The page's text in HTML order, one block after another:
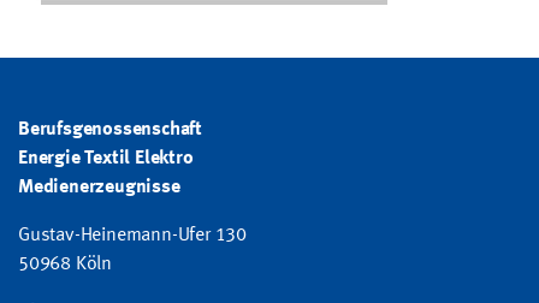
Berufsgenossenschaft
Energie Textil Elektro
Medienerzeugnisse
Gustav-Heinemann-Ufer 130
50968 Köln